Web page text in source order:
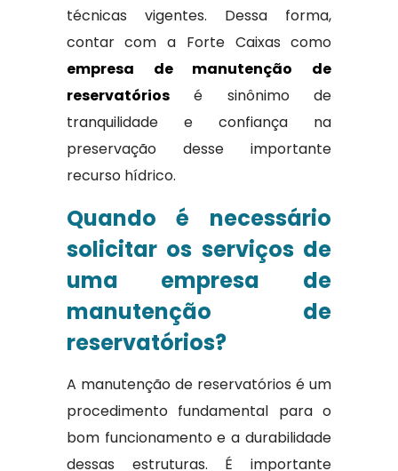
técnicas vigentes. Dessa forma,
contar com a Forte Caixas como
empresa de manutenção de
reservatóriosé sinônimo de
tranquilidade e confiança na
preservação desse importante
recurso hídrico.
Quando é necessário
solicitar os serviços de
uma empresa de
manutenção de
reservatórios?
A manutenção de reservatórios é um
procedimento fundamental para o
bom funcionamento e a durabilidade
dessas estruturas. É importante